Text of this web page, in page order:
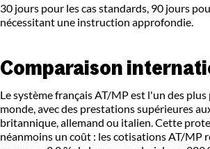
30 jours pour les cas standards, 90 jours
nécessitant une instruction approfondie.
Comparaison
Le système français AT/MP est l'un des
monde, avec des prestations supérieures
britannique, allemand ou italien. Cette
néanmoins un coût : les cotisations AT/MP